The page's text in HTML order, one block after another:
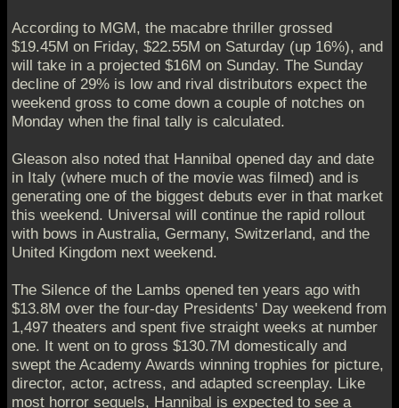
According to MGM, the macabre thriller grossed
$19.45M on Friday, $22.55M on Saturday (up 16%), and
will take in a projected $16M on Sunday. The Sunday
decline of 29% is low and rival distributors expect the
weekend gross to come down a couple of notches on
Monday when the final tally is calculated.
Gleason also noted that Hannibal opened day and date
in Italy (where much of the movie was filmed) and is
generating one of the biggest debuts ever in that market
this weekend. Universal will continue the rapid rollout
with bows in Australia, Germany, Switzerland, and the
United Kingdom next weekend.
The Silence of the Lambs opened ten years ago with
$13.8M over the four-day Presidents' Day weekend from
1,497 theaters and spent five straight weeks at number
one. It went on to gross $130.7M domestically and
swept the Academy Awards winning trophies for picture,
director, actor, actress, and adapted screenplay. Like
most horror sequels, Hannibal is expected to see a